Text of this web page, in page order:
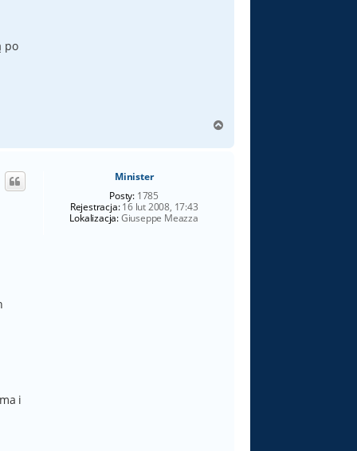
po
g
Minister
Posty: 1785
Rejestracja:16 lut 2008, 17:43
Lokalizacja:Giuseppe Meazza
i